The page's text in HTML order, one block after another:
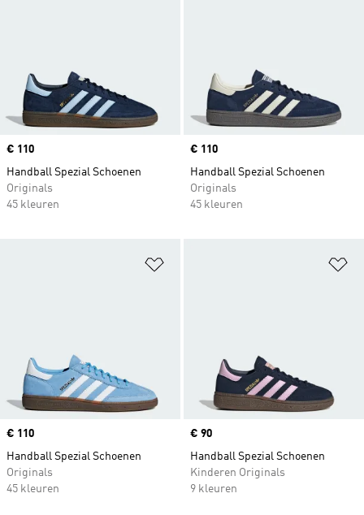
Price
€ 110
Handball Spezial Schoenen
Originals
45 kleuren
Price
€ 110
Handball Spezial Schoenen
Originals
45 kleuren
Price
€ 110
Handball Spezial Schoenen
Originals
45 kleuren
Price
€ 90
Handball Spezial Schoenen
Kinderen Originals
9 kleuren